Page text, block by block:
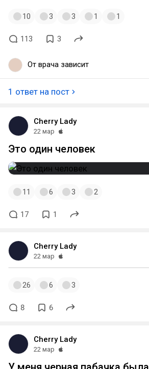
10 3 3 1 1
113 3
От врача зависит
1 ответ на пост
Cherry Lady
22 мар
Это один человек
11 6 3 2
17 1
Cherry Lady
22 мар
26 6 3
8 6
Cherry Lady
22 мар